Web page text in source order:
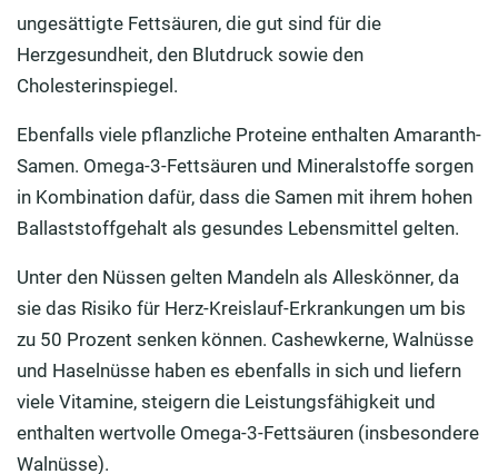
ungesättigte Fettsäuren, die gut sind für die
Herzgesundheit, den Blutdruck sowie den
Cholesterinspiegel.
Ebenfalls viele pflanzliche Proteine enthalten Amaranth-
Samen. Omega-3-Fettsäuren und Mineralstoffe sorgen
in Kombination dafür, dass die Samen mit ihrem hohen
Ballaststoffgehalt als gesundes Lebensmittel gelten.
Unter den Nüssen gelten Mandeln als Alleskönner, da
sie das Risiko für Herz-Kreislauf-Erkrankungen um bis
zu 50 Prozent senken können. Cashewkerne, Walnüsse
und Haselnüsse haben es ebenfalls in sich und liefern
viele Vitamine, steigern die Leistungsfähigkeit und
enthalten wertvolle Omega-3-Fettsäuren (insbesondere
Walnüsse).